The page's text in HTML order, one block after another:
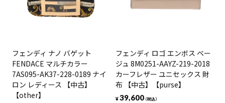
フェンディ ナノ バゲット
FENDACE マルチカラー
7AS095-AK37-228-0189 ナイ
ロン レディース 【中古】
【other】
フェンディ ロゴ エンボス ベー
ジュ 8M0251-AAYZ-219-2018
カーフレザー ユニセックス 財
布 【中古】【purse】
¥39,600（税込）